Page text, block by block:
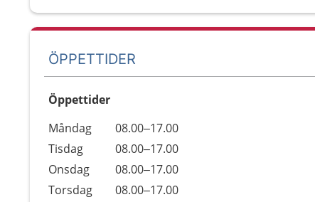
ÖPPETTIDER
Öppettider
Dag
Öppettider
Kommentarer
Måndag
08.00–17.00
Tisdag
08.00–17.00
Onsdag
08.00–17.00
Torsdag
08.00–17.00